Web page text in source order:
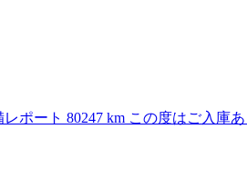
ート 80247 km この度はご入庫